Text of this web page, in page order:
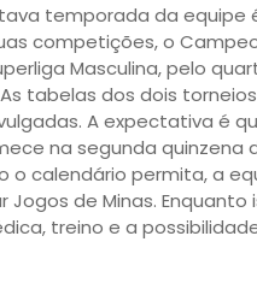
temporada da equipe
competições, o
Masculina, pelo
tabelas dos dois
A expectativa é
na segunda quinzena
o calendário permita, a
Jogos de Minas. Enquanto
treino e a